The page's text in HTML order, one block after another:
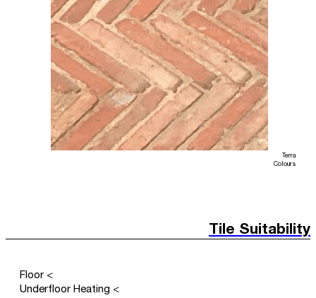
Terra
Colours
Tile Suitability
> Floor
> Underfloor Heating